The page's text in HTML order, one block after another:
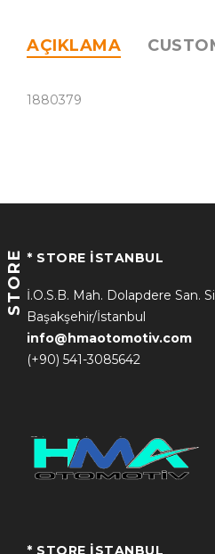
AÇIKLAMA
1880379
STORE * STORE İSTANBUL
İ.O.S.B. Mah. Dolapdere San.
Başakşehir/İstanbul
info@hmaotomotiv.com
(+90) 541-3085642
* STORE İSTANBUL